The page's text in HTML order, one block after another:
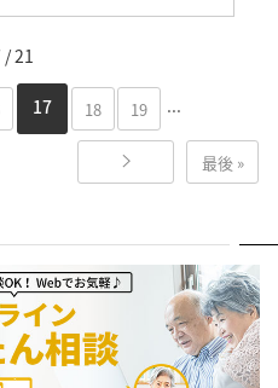
/ 21
17 18 19 ...
最後 »